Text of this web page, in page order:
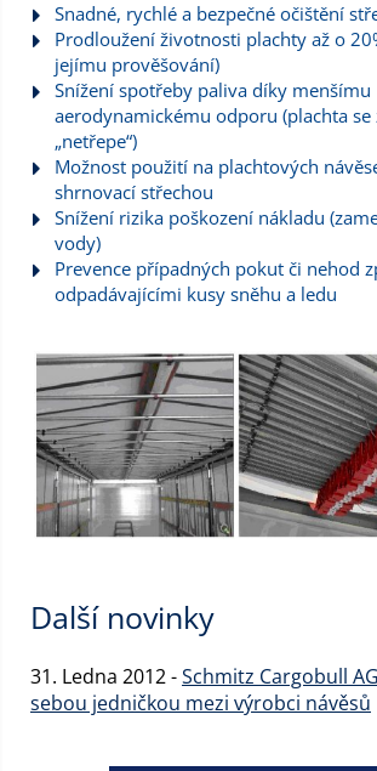
Snadné, rychlé a bezpečné očištění
Prodloužení životnosti plachty až o
jejímu prověšování)
Snížení spotřeby paliva díky menšímu
aerodynamickému odporu (plachta se
„netřepe“)
Možnost použití na plachtových
shrnovací střechou
Snížení rizika poškození nákladu
vody)
Prevence případných pokut či nehod
odpadávajícími kusy sněhu a ledu
Další novinky
31. Ledna 2012 -Schmitz Cargobull
sebou jedničkou mezi výrobci návěsů